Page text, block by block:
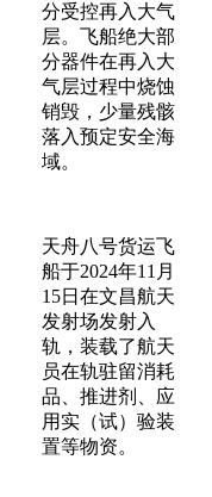
分受控再入大气
层。飞船绝大部
分器件在再入大
气层过程中烧蚀
销毁，少量残骸
落入预定安全海
域。
天舟八号货运飞
船于2024年11月
15日在文昌航天
发射场发射入
轨，装载了航天
员在轨驻留消耗
品、推进剂、应
用实（试）验装
置等物资。